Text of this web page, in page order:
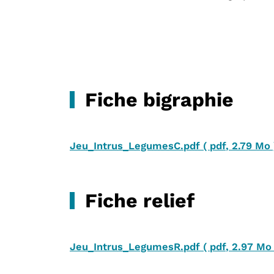
Fiche bigraphie
Jeu_Intrus_LegumesC.pdf ( pdf, 2.79 Mo
Fiche relief
Jeu_Intrus_LegumesR.pdf ( pdf, 2.97 Mo